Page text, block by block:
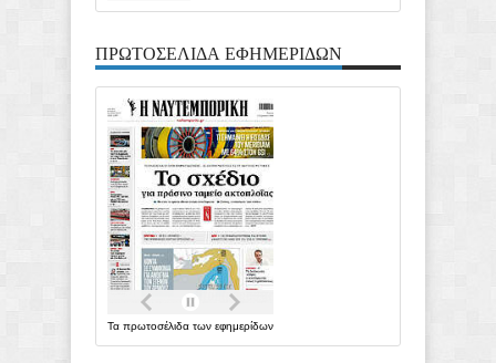
ΠΡΩΤΟΣΕΛΙΔΑ ΕΦΗΜΕΡΙΔΩΝ
Τα πρωτοσέλιδα των εφημερίδων